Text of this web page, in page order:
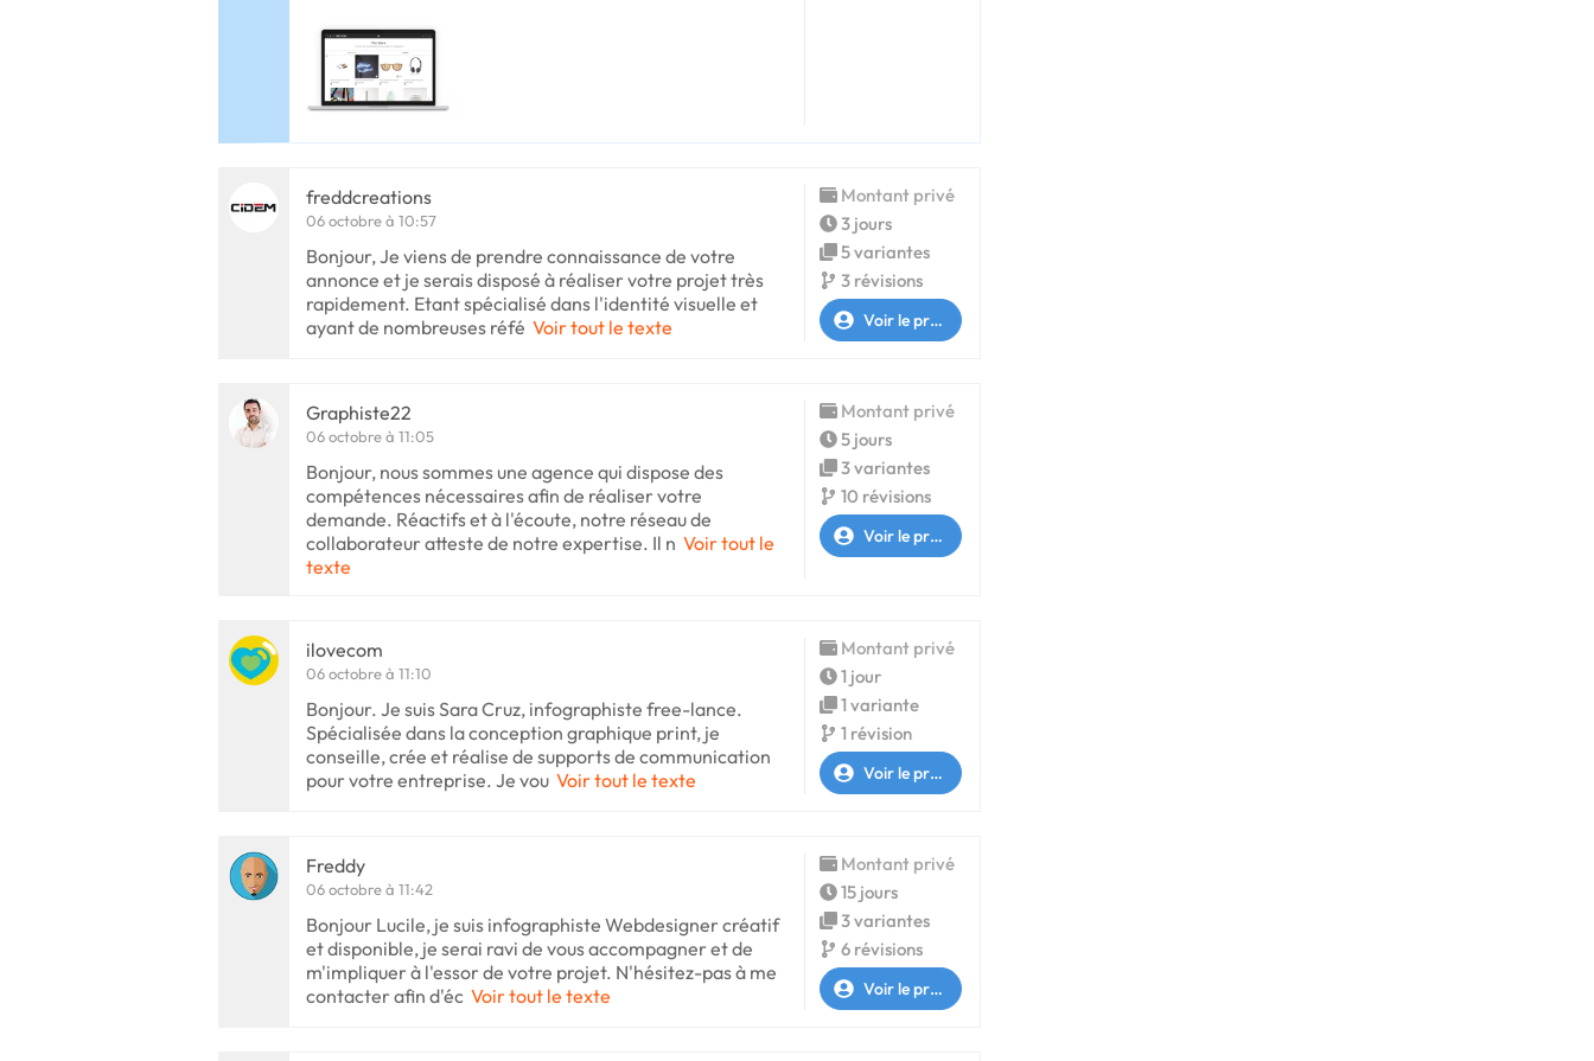
freddcreations
06 octobre à 10:57
Bonjour, Je viens de prendre connaissance de votre
annonce et je serais disposé à réaliser votre projet très
rapidement. Etant spécialisé dans l'identité visuelle et
ayant de nombreuses réfé Voir tout le texte
Montant privé
3 jours
5 variantes
3 révisions
Voir le profil
Graphiste22
06 octobre à 11:05
Bonjour, nous sommes une agence qui dispose des
compétences nécessaires afin de réaliser votre
demande. Réactifs et à l'écoute, notre réseau de
collaborateur atteste de notre expertise. Il n Voir tout le
texte
Montant privé
5 jours
3 variantes
10 révisions
Voir le profil
ilovecom
06 octobre à 11:10
Bonjour. Je suis Sara Cruz, infographiste free-lance.
Spécialisée dans la conception graphique print, je
conseille, crée et réalise de supports de communication
pour votre entreprise. Je vou Voir tout le texte
Montant privé
1 jour
1 variante
1 révision
Voir le profil
Freddy
06 octobre à 11:42
Bonjour Lucile, je suis infographiste Webdesigner créatif
et disponible, je serai ravi de vous accompagner et de
m'impliquer à l'essor de votre projet. N'hésitez-pas à me
contacter afin d'éc Voir tout le texte
Montant privé
15 jours
3 variantes
6 révisions
Voir le profil